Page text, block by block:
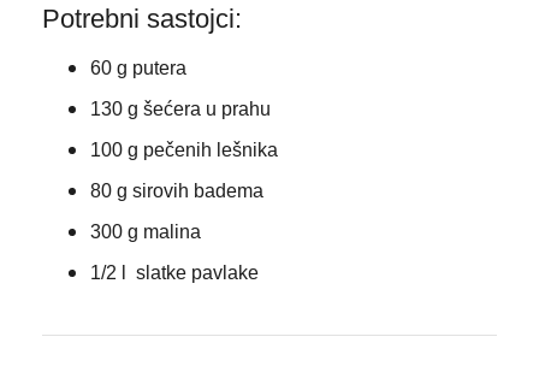
Potrebni sastojci:
60 g putera
130 g šećera u prahu
100 g pečenih lešnika
80 g sirovih badema
300 g malina
1/2 l slatke pavlake